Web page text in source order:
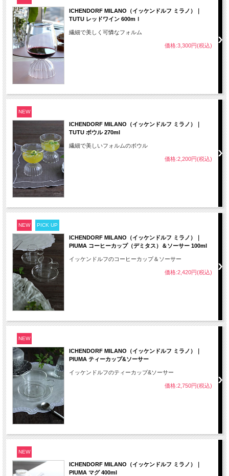
ICHENDORF MILANO（イッケンドルフ ミラノ）｜
TUTU レッドワイン 600mｌ
繊細で美しく可憐なフォルム
価格:3,300円(税込)
NEW
ICHENDORF MILANO（イッケンドルフ ミラノ）｜
TUTU ボウル 270ml
繊細で美しいフォルムのボウル
価格:2,200円(税込)
NEW PICK UP
ICHENDORF MILANO（イッケンドルフ ミラノ）｜
PIUMA コーヒーカップ（デミタス）＆ソーサー 100ml
イッケンドルフのコーヒーカップ＆ソーサー
価格:2,420円(税込)
NEW
ICHENDORF MILANO（イッケンドルフ ミラノ）｜
PIUMA ティーカップ&ソーサー
イッケンドルフのティーカップ&ソーサー
価格:2,750円(税込)
NEW
ICHENDORF MILANO（イッケンドルフ ミラノ）｜
PIUMA マグ 400ml